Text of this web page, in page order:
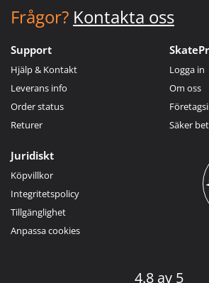
Frågor? Kontakta oss
Support
Hjälp & Kontakt
Leverans info
Order status
Returer
Logga in
Om oss
Säker
Juridiskt
Köpvillkor
Integritetspolicy
Tillgänglighet
Anpassa cookies
4.8 av 5